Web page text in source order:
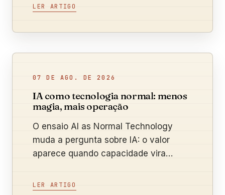
LER ARTIGO
07 DE AGO. DE 2026
IA como tecnologia normal: menos
magia, mais operação
O ensaio AI as Normal Technology
muda a pergunta sobre IA: o valor
aparece quando capacidade vira
LER ARTIGO